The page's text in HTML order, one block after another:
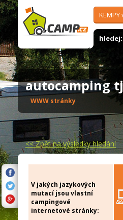
KEMPY
hledej:
autocamping
WWW stránky
<<Zpět na výsledky hledání
V jakých jazykových
mutací jsou vlastní
campingové
internetové stránky: